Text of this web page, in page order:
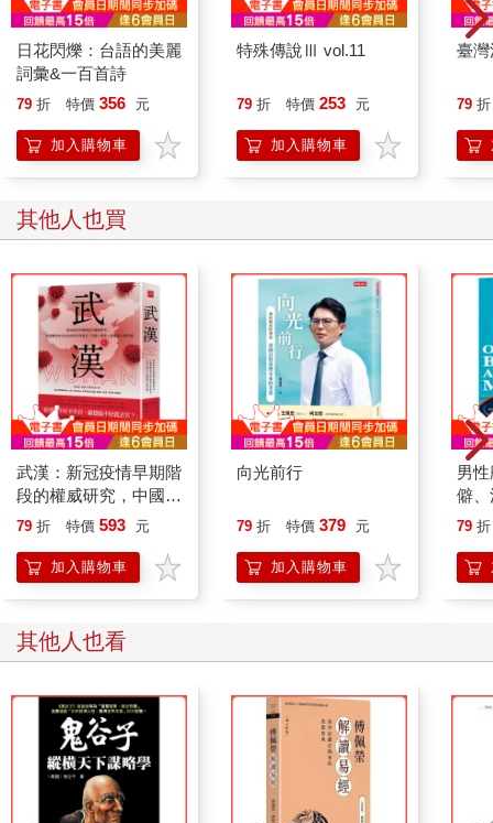
的死無感」。1
對死亡無感？這位大叔，你可真會安慰人，這下我們的焦慮指數
又更高了。快、快來個對死亡無感的相關笑話。
子表達慰問之後，便問麗娜想對歐列說些什麼。
麗娜說：「你就寫『歐列死了』」。
男子覺得很困惑，說：「就這樣？妳對歐列一定還有其他想說的
題，我們前八個字免費。」
「那好，」麗娜說：「那你寫『歐列死了，船隻出售』」。
者認為「不存在是存在的一部分」—兩者為一組，缺一不可。我
們會提到馬丁．海德格（Martin Heidegger）和尚—保羅．沙特
（Jean-Paul Sartre），這兩位哲學家對死亡皆採取正面迎擊的態
度。海德格認為唯有對死亡感到不安，人類才不會落入「平庸的
日常生活」（everydayness）中，這是一種狀態，在這種狀態中
的人不能算是真的活著，充其量只是活在一種可怕的幻覺裡。
沙特則要我們從另一個角度來思考死亡：只有像門釘這種本來就
沒有生命的東西，才不會對死亡感到不安。面對現實吧，學者所
言甚是。但在面對現實之前，我們必須先戰勝恐懼。
所以現在先把生死的哲學理論放一邊，討論一種逃避死亡的普遍
心態—一再告訴自己，我們會永遠活在認識的人的心中。這種逃
避死亡的策略，就是假設我們所愛的人，會產生某種可能存在，
也可能不存在的情感……
年邁的索爾．布魯躺在自己的床上，忽然聞到最愛的水果甜餅
上，緩慢地離開臥室，兩手扶著樓梯欄杆，努力下樓。他上氣不
若不是胸口的劇烈疼痛，他早以為自己已經置身天堂了。廚房餐
桌上墊著許多餐巾紙，餐巾紙上擺著上百塊布魯最愛的點心。布
魯展開笑靨，這是他忠誠的妻子蘇菲替他做的最後一件貼心事，
希望他可以因此開開心心地離世。
布魯伸出顫抖的手，打算拿起一塊果餡卷。忽然，他被抹刀拍了
日花閃爍：台語的美麗
詞彙&一百首詩
79 折 特價 356 元
加入購物車
特殊傳說Ⅲ vol.11
79 折 特價 253 元
加入購物車
臺
79 折
其他人也買
武漢：新冠疫情早期階
段的權威研究，中國體
制如何造成疫情失控蔓
重公衛危機
79 折 特價 593 元
加入購物車
向光前行
79 折 特價 379 元
加入購物車
男
僻
「
能
79 折
其他人也看